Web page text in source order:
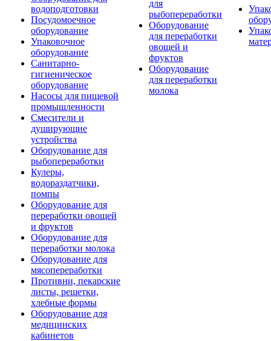
водоподготовки
Посудомоечное
оборудование
Упаковочное
оборудование
Санитарно-
гигиеническое
оборудование
Насосы для пищевой
промышленности
Смесители и
душирующие
устройства
Оборудование для
рыбопереработки
Кулеры,
водораздатчики,
помпы
Оборудование для
переработки овощей
и фруктов
Оборудование для
переработки молока
Оборудование для
мясопереработки
Противни, пекарские
листы, решетки,
хлебные формы
Оборудование для
медицинских
кабинетов
для
рыбопереработки
Оборудование
для переработки
овощей и
фруктов
Оборудование
для переработки
молока